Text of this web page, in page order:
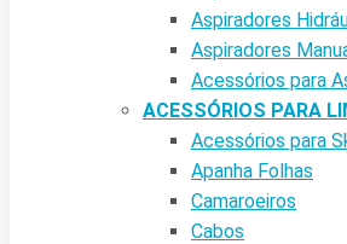
Aspiradores
Aspiradores
Acessórios para
ACESSÓRIOS PARA
Acessórios para
Apanha Folhas
Camaroeiros
Cabos